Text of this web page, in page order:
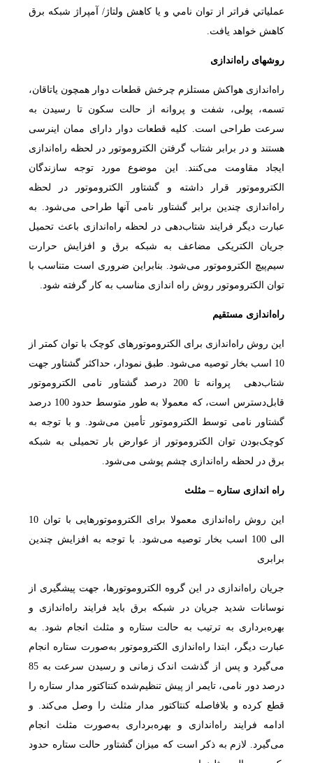
عملياتي فراتر از توان نامي و یا كاهش ولتاژ/ آمپراژ شبكه برق
كاهش خواهد يافت.
روشهای راه‌اندازی
راه‌اندازی هواکش مستلزم چرخش قطعات دوار همچون یاتاقان،
تسمه، پولی، شفت و پروانه از حالت سکون تا رسیدن به
‌سرعت طراحی است. کلیه قطعات دوار دارای ممان اینرسی
هستند و در برابر شتاب گرفتن الکتروموتور در لحظه راه‌اندازی
ایجاد مقاومت می‌کنند. این موضوع مورد توجه سازندگان
الکتروموتور قرار داشته و گشتاور الکتروموتور در لحظه
راه‌اندازی چندین برابر گشتاور نامی آنها طراحی می‌شود. به
عبارت دیگر فرایند شتاب‌دهی در لحظه راه‌اندازی باعث تحمیل
جریان الکتریکی مضاعف به شبکه برق و افزایش حرارت
سیم‌پیچ الکتروموتور می‌شود. بنابراین ضروری است متناسب با
توان الکتروموتور روش راه اندازی مناسب به کار گرفته شود.
راه اندازی مستقیم
این روش راه‌اندازی برای الکتروموتورهای کوچک با توان کمتر از
10 اسب بخار توصیه می‌شود. طبق نمودار، حداکثر گشتاور جهت
شتاب‌دهی پروانه تا 200 درصد گشتاور نامی الکتروموتور
قابل‌دسترس است، که معمولا به طور متوسط حدود 100 درصد
گشتاور نامی توسط الکتروموتور تأمین می‌شود. و با توجه به
کوچک‌بودن توان الکتروموتور از عوارض بار تحمیلی به شبکه
برق در لحظه راه‌اندازی چشم پوشی می‌شود.
راه اندازی ستاره – مثلث
این روش راه‌اندازی معمولا برای الکتروموتورهایی با توان 10
الی 100 اسب بخار توصیه می‌شود. با توجه به افزایش چندین
برابری
جریان راه‌اندازی در این گروه الکتروموتورها، جهت پیشگیری از
نوسانات شدید جریان در شبکه برق باید فرایند راه‌اندازی و
بهره‌برداری به ترتیب به حالت ستاره و مثلث انجام شود. به
عبارت دیگر، ابتدا راه‌اندازی الکتروموتور به‌صورت ستاره انجام
می‌گیرد و پس از گذشت اندک زمانی و رسیدن سرعت به 85
درصد دور نامی، تایمر از پیش تنظیم‌شده کنتاکتور مدار ستاره را
قطع کرده و بلافاصله کنتاکتور مدار مثلث را وصل می‌کند. و
ادامه فرایند راه‌اندازی و بهره‌برداری به‌صورت مثلث انجام
می‌گیرد. لازم به ذکر است که میزان گشتاور حالت ستاره حدود